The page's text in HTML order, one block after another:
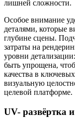
лишней сложности.
Особое внимание
деталями, которые
глубине сцены.
затраты на
уровни
быть упрощена,
качества в
визуальную
целевой платформе.
UV- развёртка